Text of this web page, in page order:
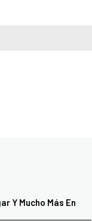
Y Mucho Más En